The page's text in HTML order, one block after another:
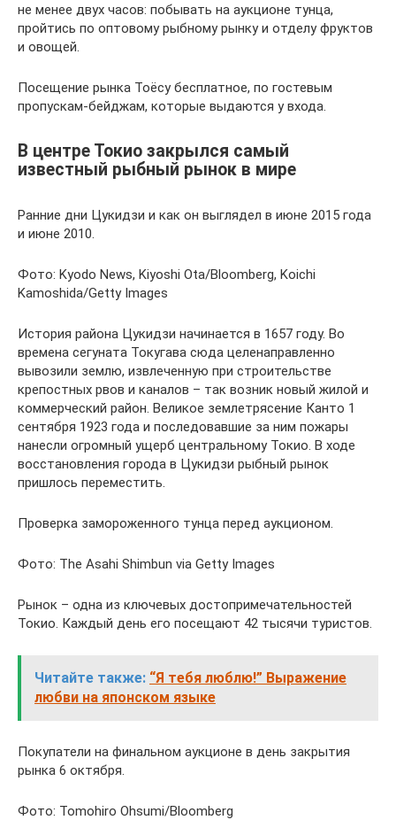
не менее двух часов: побывать на аукционе тунца,
пройтись по оптовому рыбному рынку и отделу фруктов
и овощей.
Посещение рынка Тоёсу бесплатное, по гостевым
пропускам-бейджам, которые выдаются у входа.
В центре Токио закрылся самый
известный рыбный рынок в мире
Ранние дни Цукидзи и как он выглядел в июне 2015 года
и июне 2010.
Фото: Kyodo News, Kiyoshi Ota/Bloomberg, Koichi
Kamoshida/Getty Images
История района Цукидзи начинается в 1657 году. Во
времена сегуната Токугава сюда целенаправленно
вывозили землю, извлеченную при строительстве
крепостных рвов и каналов – так возник новый жилой и
коммерческий район. Великое землетрясение Канто 1
сентября 1923 года и последовавшие за ним пожары
нанесли огромный ущерб центральному Токио. В ходе
восстановления города в Цукидзи рыбный рынок
пришлось переместить.
Проверка замороженного тунца перед аукционом.
Фото: The Asahi Shimbun via Getty Images
Рынок – одна из ключевых достопримечательностей
Токио. Каждый день его посещают 42 тысячи туристов.
Читайте также: “Я тебя люблю!” Выражение
любви на японском языке
Покупатели на финальном аукционе в день закрытия
рынка 6 октября.
Фото: Tomohiro Ohsumi/Bloomberg